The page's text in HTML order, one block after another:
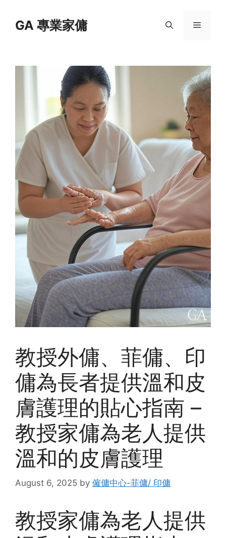
contentGA 專業家傭 Menu
教授外傭、菲傭、印
傭為長者提供溫和皮
膚護理的貼心指南 –
教授家傭為老人提供
溫和的皮膚護理
August 6, 2025 by 僱傭中心-菲傭/ 印傭
教授家傭為老人提供